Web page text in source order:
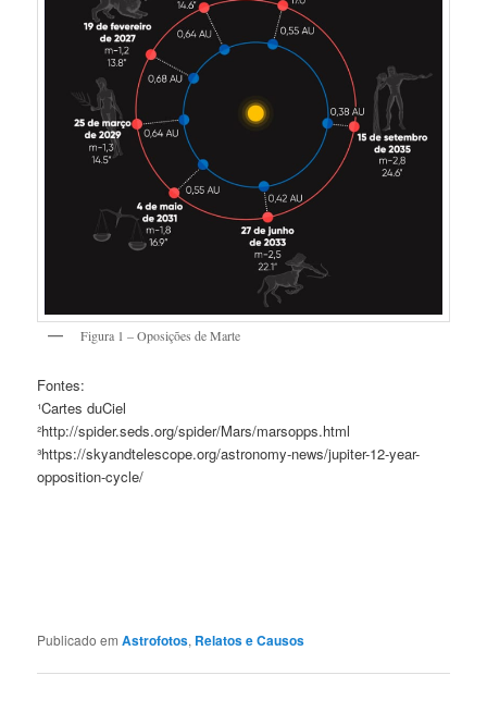
Figura 1 – Oposições de Marte
Fontes:
¹Cartes duCiel
²http://spider.seds.org/spider/Mars/marsopps.html
³https://skyandtelescope.org/astronomy-news/jupiter-12-year-
opposition-cycle/
Publicado em Astrofotos, Relatos e Causos